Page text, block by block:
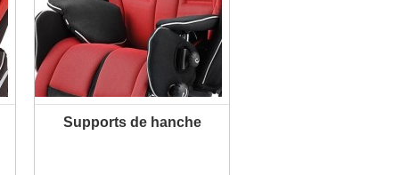
Supports de hanche
PLUS D'INFORMATION